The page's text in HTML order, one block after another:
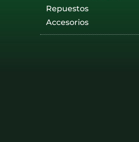
Repuestos
Accesorios